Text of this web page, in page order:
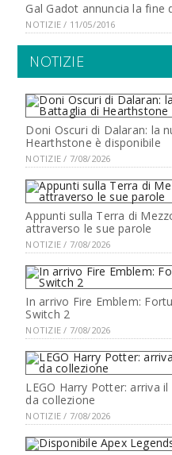
Gal Gadot annuncia la fine
NOTIZIE / 11/05/2016
NOTIZIE
Doni Oscuri di Dalaran: la
Hearthstone è disponibile
NOTIZIE / 7/08/2026
Appunti sulla Terra di
attraverso le sue parole
NOTIZIE / 7/08/2026
In arrivo Fire Emblem:
Switch 2
NOTIZIE / 7/08/2026
LEGO Harry Potter: arriva
da collezione
NOTIZIE / 7/08/2026